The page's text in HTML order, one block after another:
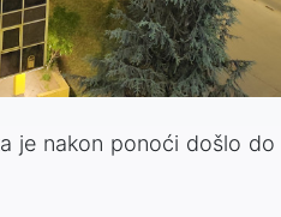
je nakon ponoći došlo